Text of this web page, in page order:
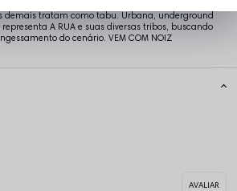
A Chronic retrata em suas estampas
demais tratam como tabu. Urbana, underground
A RUA e suas diversas tribos, buscando
do cenário. VEM COM NOIZ